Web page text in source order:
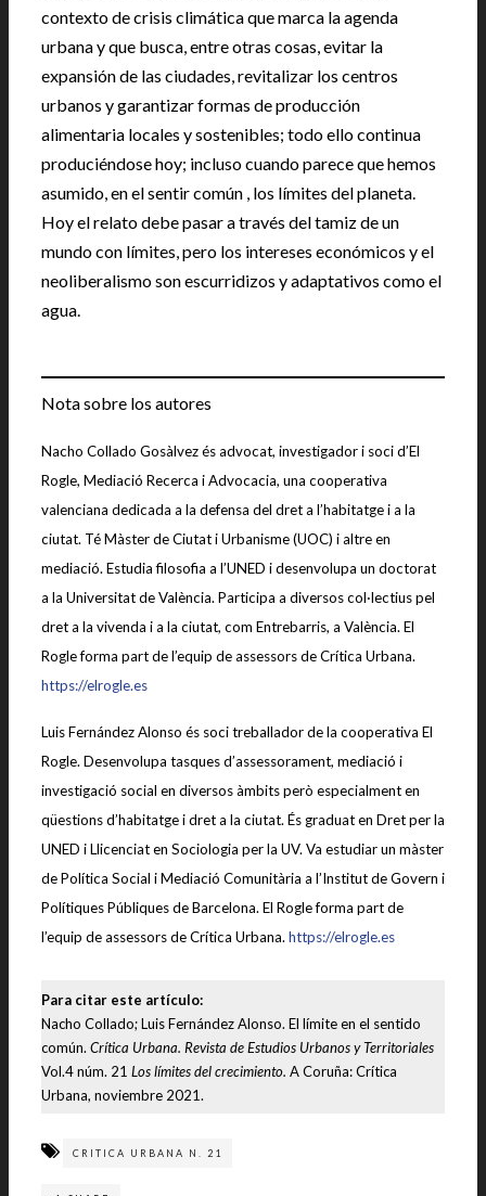
contexto de crisis climática que marca la agenda
urbana y que busca, entre otras cosas, evitar la
expansión de las ciudades, revitalizar los centros
urbanos y garantizar formas de producción
alimentaria locales y sostenibles; todo ello continua
produciéndose hoy; incluso cuando parece que hemos
asumido, en el sentir común , los límites del planeta.
Hoy el relato debe pasar a través del tamiz de un
mundo con límites, pero los intereses económicos y el
neoliberalismo son escurridizos y adaptativos como el
agua.
Nota sobre los autores
Nacho Collado Gosàlvez és advocat, investigador i soci d’El
Rogle, Mediació Recerca i Advocacia, una cooperativa
valenciana dedicada a la defensa del dret a l’habitatge i a la
ciutat. Té Màster de Ciutat i Urbanisme (UOC) i altre en
mediació. Estudia filosofia a l’UNED i desenvolupa un doctorat
a la Universitat de València. Participa a diversos col·lectius pel
dret a la vivenda i a la ciutat, com Entrebarris, a València. El
Rogle forma part de l’equip de assessors de Crítica Urbana.
https://elrogle.es
Luis Fernández Alonso és soci treballador de la cooperativa El
Rogle. Desenvolupa tasques d’assessorament, mediació i
investigació social en diversos àmbits però especialment en
qüestions d’habitatge i dret a la ciutat. És graduat en Dret per la
UNED i Llicenciat en Sociologia per la UV. Va estudiar un màster
de Política Social i Mediació Comunitària a l’Institut de Govern i
Polítiques Públiques de Barcelona. El Rogle forma part de
l’equip de assessors de Crítica Urbana. https://elrogle.es
Para citar este artículo:
Nacho Collado; Luis Fernández Alonso. El límite en el sentido
común. Crítica Urbana. Revista de Estudios Urbanos y Territoriales
Vol.4 núm. 21 Los límites del crecimiento. A Coruña: Crítica
Urbana, noviembre 2021.
CRITICA URBANA N. 21